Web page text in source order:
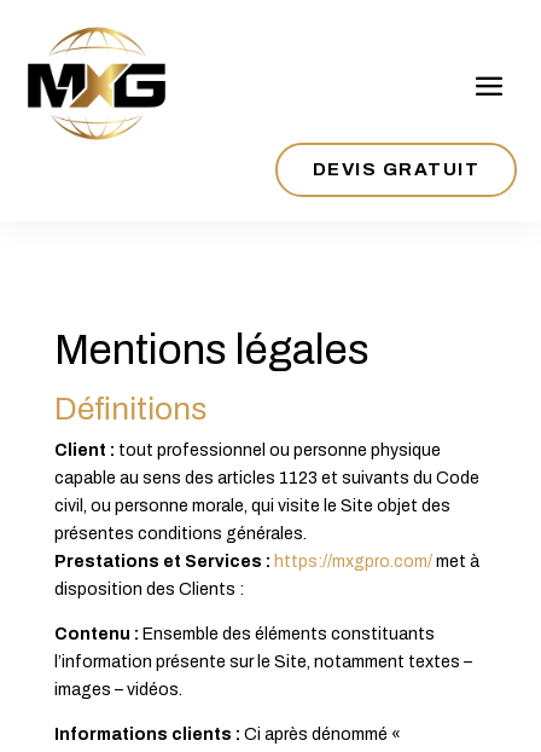
DEVIS GRATUIT
Mentions légales
Définitions
Client : tout professionnel ou personne physique
capable au sens des articles 1123 et suivants du Code
civil, ou personne morale, qui visite le Site objet des
présentes conditions générales.
Prestations et Services : https://mxgpro.com/met à
disposition des Clients :
Contenu : Ensemble des éléments constituants
l’information présente sur le Site, notamment textes –
images – vidéos.
Informations clients : Ci après dénommé «